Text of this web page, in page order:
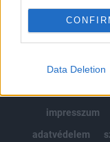
Data Deletion
impresszum
adatvédelem